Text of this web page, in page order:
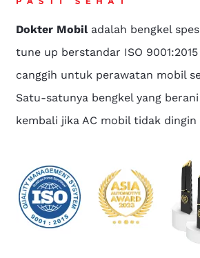
Dokter Mobiladalah bengkel
tune up berstandar ISO
canggih untuk perawatan mobil
Satu-satunya bengkel yang
kembali jika AC mobil tidak